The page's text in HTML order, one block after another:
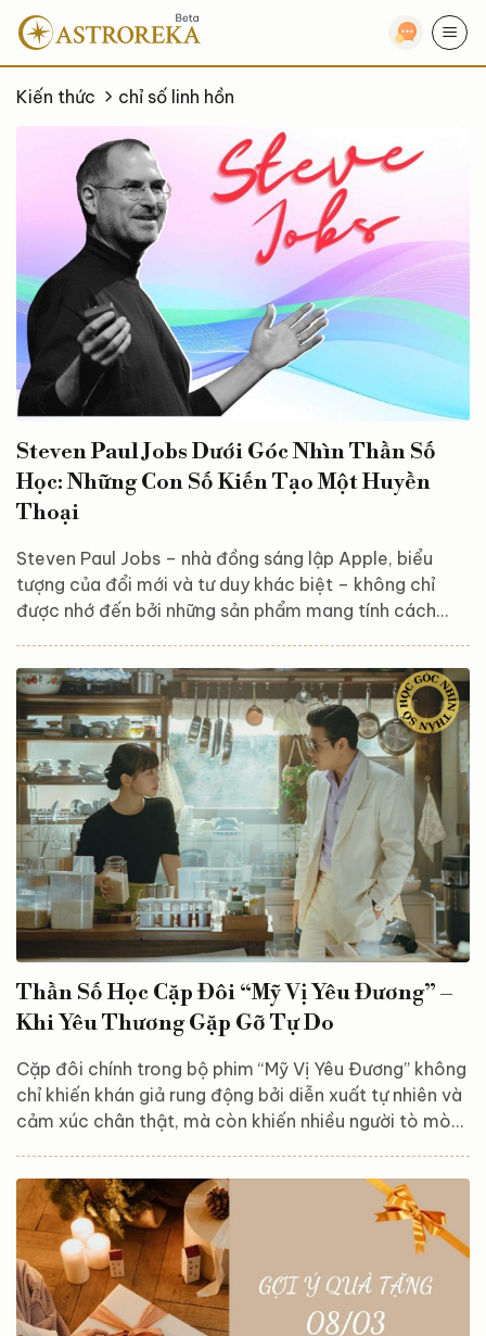
qua
nội
dungKiến thức chỉ số linh hồn
Steven Paul Jobs Dưới Góc Nhìn Thần Số
Học: Những Con Số Kiến Tạo Một Huyền
Thoại
Steven Paul Jobs – nhà đồng sáng lập Apple, biểu
tượng của đổi mới và tư duy khác biệt – không chỉ
được nhớ đến bởi những sản phẩm mang tính cách
Khi nhìn lại cuộc đời ông dưới lăng kính Thần số học,
ta có thể nhận ra rằng những con số gắn liền với ngày
sinh và tên gọi của Steve Jobs dường như đã phần
nào hé lộ con đường mà ông lựa chọn –...
Thần Số Học Cặp Đôi “Mỹ Vị Yêu Đương” –
Khi Yêu Thương Gặp Gỡ Tự Do
Cặp đôi chính trong bộ phim “Mỹ Vị Yêu Đương” không
chỉ khiến khán giả rung động bởi diễn xuất tự nhiên và
cảm xúc chân thật, mà còn khiến nhiều người tò mò
góc nhìn của Thần số học, mối liên kết giữa Kang Ha
Neul và Go Min Si hé lộ nhiều điều thú vị. Hãy cùng
Astroreka khám phá mối tương quan đặc biệt giữa
Kang Ha Neul và Go Min Si – một cặp đôi có những
con số đầy thú vị! Đôi nét...